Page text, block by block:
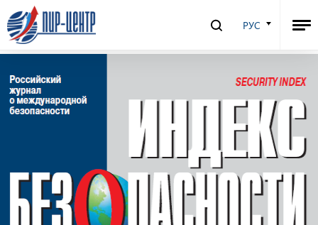
РУС
Индекс Безопасности № 2 (113),
Том 21, 2015